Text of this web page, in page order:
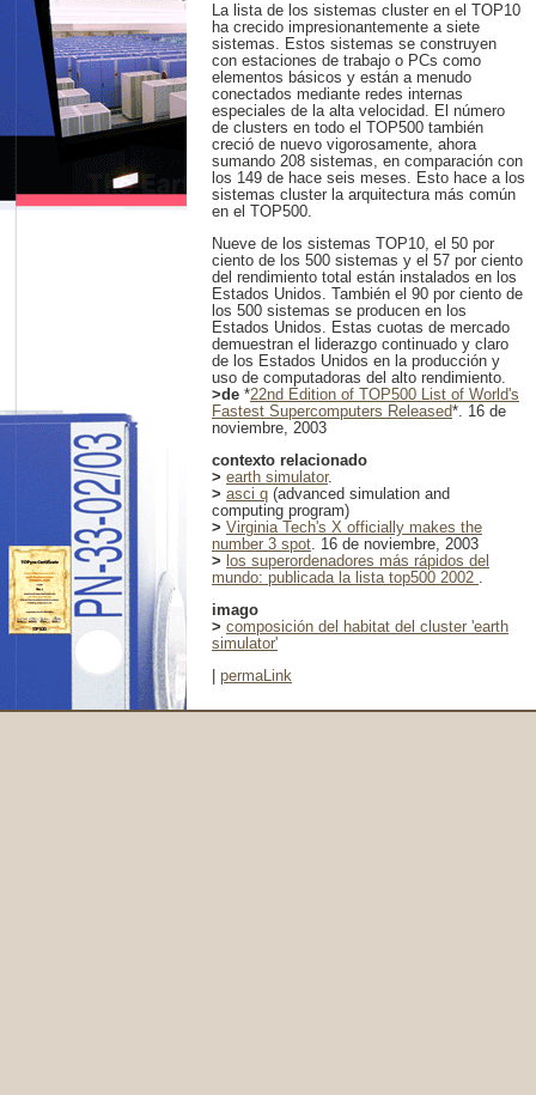
La lista de los sistemas cluster en el TOP10
ha crecido impresionantemente a siete
sistemas. Estos sistemas se construyen
con estaciones de trabajo o PCs como
elementos básicos y están a menudo
conectados mediante redes internas
especiales de la alta velocidad. El número
de clusters en todo el TOP500 también
creció de nuevo vigorosamente, ahora
sumando 208 sistemas, en comparación con
los 149 de hace seis meses. Esto hace a los
sistemas cluster la arquitectura más común
en el TOP500.
Nueve de los sistemas TOP10, el 50 por
ciento de los 500 sistemas y el 57 por ciento
del rendimiento total están instalados en los
Estados Unidos. También el 90 por ciento de
los 500 sistemas se producen en los
Estados Unidos. Estas cuotas de mercado
demuestran el liderazgo continuado y claro
de los Estados Unidos en la producción y
uso de computadoras del alto rendimiento.
>de *22nd Edition of TOP500 List of World's
Fastest Supercomputers Released*. 16 de
noviembre, 2003
contexto relacionado
> earth simulator.
> asci q (advanced simulation and
computing program)
> Virginia Tech's X officially makes the
number 3 spot. 16 de noviembre, 2003
> los superordenadores más rápidos del
mundo: publicada la lista top500 2002 .
imago
> composición del habitat del cluster 'earth
simulator'
permaLink